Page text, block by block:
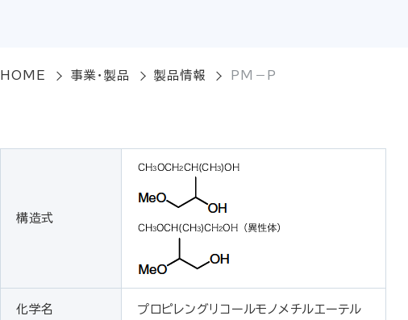
HOME 事業・製品 製品情報 PM－P
構造式
化学名 プロピレングリコールモノメチルエーテル